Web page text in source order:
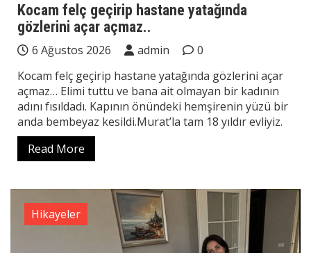
Kocam felç geçirip hastane yatağında
gözlerini açar açmaz..
6 Ağustos 2026 admin
0
Kocam felç geçirip hastane yatağında gözlerini açar
açmaz… Elimi tuttu ve bana ait olmayan bir kadının
adını fısıldadı. Kapının önündeki hemşirenin yüzü bir
anda bembeyaz kesildi.Murat’la tam 18 yıldır evliyiz.
Read More
Hikayeler